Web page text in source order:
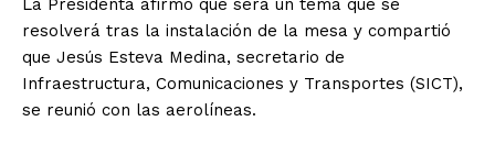
La Presidenta afirmó que será un tema que se
resolverá tras la instalación de la mesa y compartió
que Jesús Esteva Medina, secretario de
Infraestructura, Comunicaciones y Transportes (SICT),
se reunió con las aerolíneas.